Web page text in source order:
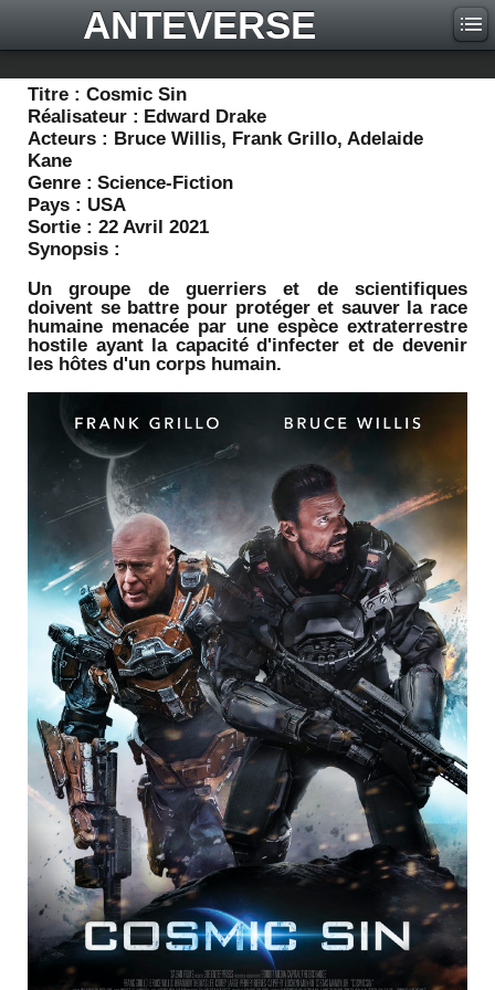
ANTEVERSE
Titre : Cosmic Sin
Réalisateur : Edward Drake
Acteurs : Bruce Willis, Frank Grillo, Adelaide
Kane
Genre : Science-Fiction
Pays : USA
Sortie : 22 Avril 2021
Synopsis :
Un groupe de guerriers et de scientifiques
doivent se battre pour protéger et sauver la race
humaine menacée par une espèce extraterrestre
hostile ayant la capacité d'infecter et de devenir
les hôtes d'un corps humain.